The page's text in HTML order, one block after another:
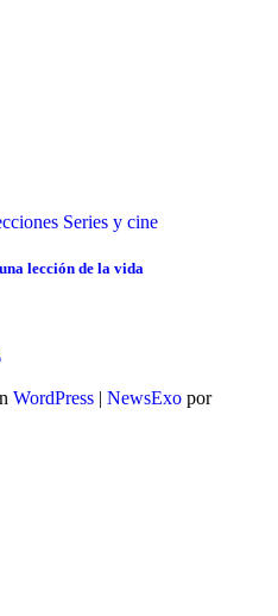
Series y cine
lección de la vida
WordPress | NewsExo por